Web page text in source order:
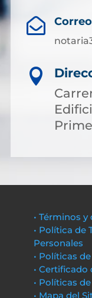


• Términos
• Política de
Personales
• Políticas
•
• Políticas
• Mapa del